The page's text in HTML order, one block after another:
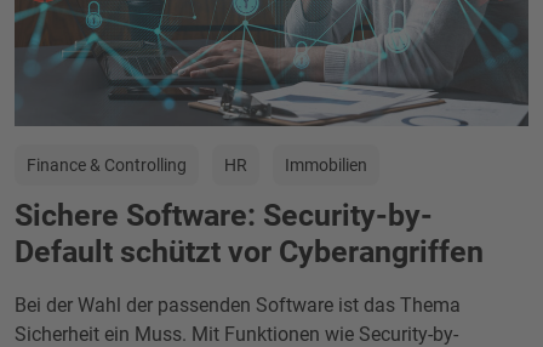
Finance & Controlling HR Immobilien
Sichere Software: Security-by-
Default schützt vor Cyberangriffen
Bei der Wahl der passenden Software ist das Thema
Sicherheit ein Muss. Mit Funktionen wie Security-by-